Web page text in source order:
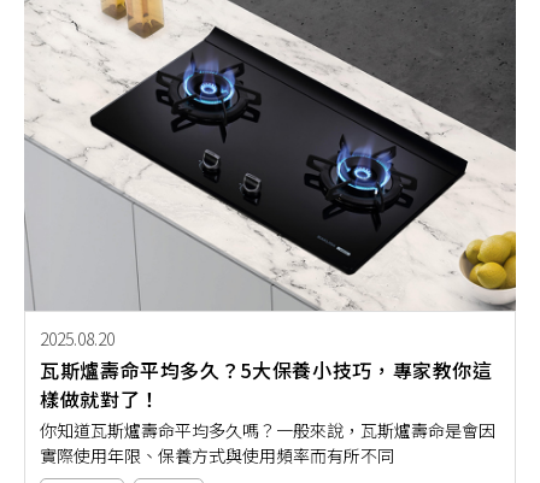
2025.08.20
瓦斯爐壽命平均多久？5大保養小技巧，專家教你這
樣做就對了！
你知道瓦斯爐壽命平均多久嗎？一般來說，瓦斯爐壽命是會因
實際使用年限、保養方式與使用頻率而有所不同